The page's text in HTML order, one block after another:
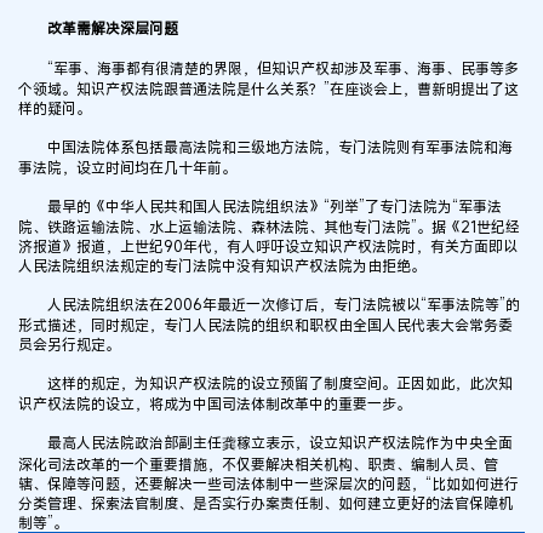
改革需解决深层问题
“军事、海事都有很清楚的界限，但知识产权却涉及军事、海事、民事等多
个领域。知识产权法院跟普通法院是什么关系？”在座谈会上，曹新明提出了这
样的疑问。
中国法院体系包括最高法院和三级地方法院，专门法院则有军事法院和海
事法院，设立时间均在几十年前。
最早的《中华人民共和国人民法院组织法》“列举”了专门法院为“军事法
院、铁路运输法院、水上运输法院、森林法院、其他专门法院”。据《21世纪经
济报道》报道，上世纪90年代，有人呼吁设立知识产权法院时，有关方面即以
人民法院组织法规定的专门法院中没有知识产权法院为由拒绝。
人民法院组织法在2006年最近一次修订后，专门法院被以“军事法院等”的
形式描述，同时规定，专门人民法院的组织和职权由全国人民代表大会常务委
员会另行规定。
这样的规定，为知识产权法院的设立预留了制度空间。正因如此，此次知
识产权法院的设立，将成为中国司法体制改革中的重要一步。
最高人民法院政治部副主任龚稼立表示，设立知识产权法院作为中央全面
深化司法改革的一个重要措施，不仅要解决相关机构、职责、编制人员、管
辖、保障等问题，还要解决一些司法体制中一些深层次的问题，“比如如何进行
分类管理、探索法官制度、是否实行办案责任制、如何建立更好的法官保障机
制等”。